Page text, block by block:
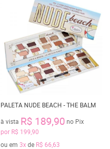
PALETA NUDE BEACH - THE BALM
à vista R$ 189,90 no Pix
por R$ 199,90
ou em 3xde R$ 66,63